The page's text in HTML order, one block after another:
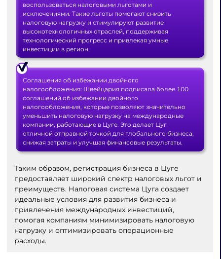
воспользоваться налоговыми льготами и
исключениями. Такие льготы помогают снизить
налоговую нагрузку и стимулируют развитие
высокотехнологичных отраслей, поддерживая
технологический прогресс и привлекая умные
инвестиции в регион.
Соглашения об избежании двойного
налогообложения: Швейцария подписала более 100
соглашений об избежании двойного
налогообложения, которые позволяют значительно
уменьшить налоговую нагрузку на международные
компании, работающие в Цуге. Это делает Цуг
отличной отправной точкой для глобального бизнеса,
снижая затраты и улучшая финансовые результаты.
Таким образом, регистрация бизнеса в Цуге
предоставляет широкий спектр налоговых льгот и
преимуществ. Налоговая система Цуга создает
идеальные условия для развития бизнеса и
привлечения международных инвестиций,
помогая компаниям минимизировать налоговую
нагрузку и оптимизировать операционные
расходы.